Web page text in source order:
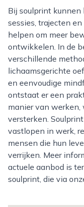
Bij soulprint kunnen bezoekers terecht voor individuele
sessies, trajecten
helpen om meer
ontwikkelen. In de
verschillende
lichaamsgerichte
en eenvoudige
ontstaat er een
manier van
versterken.
vastlopen in werk,
mensen die hun
verrijken. Meer
actuele aanbod is
soulprint, die via